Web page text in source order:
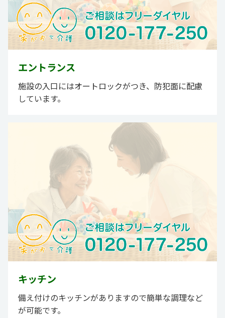
エントランス
施設の入口にはオートロックがつき、防犯面に配慮
しています。
キッチン
備え付けのキッチンがありますので簡単な調理など
が可能です。